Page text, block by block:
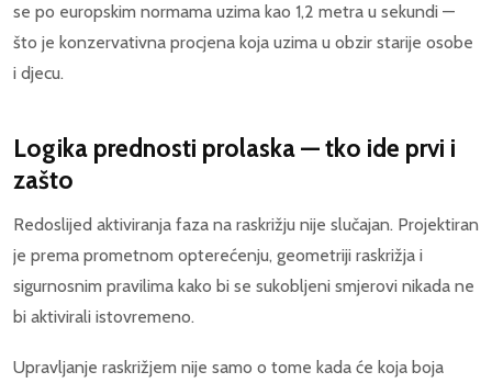
se po europskim normama uzima kao 1,2 metra u sekundi —
što je konzervativna procjena koja uzima u obzir starije osobe
i djecu.
Logika prednosti prolaska — tko ide prvi i
zašto
Redoslijed aktiviranja faza na raskrižju nije slučajan. Projektiran
je prema prometnom opterećenju, geometriji raskrižja i
sigurnosnim pravilima kako bi se sukobljeni smjerovi nikada ne
bi aktivirali istovremeno.
Upravljanje raskrižjem nije samo o tome kada će koja boja